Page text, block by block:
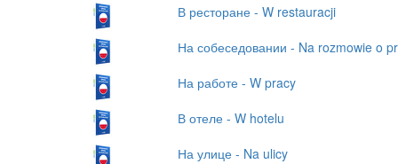
В ресторане - W restauracji
На собеседовании - Na rozmowie o
На работе - W pracy
В отеле - W hotelu
На улице - Na ulicy